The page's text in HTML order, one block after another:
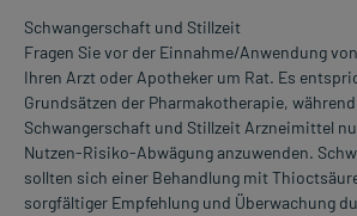
Schwangerschaft und Stillzeit
Fragen Sie vor der Einnahme/Anwendung
Ihren Arzt oder Apotheker um Rat. Es
Grundsätzen der Pharmakotherapie,
Schwangerschaft und Stillzeit Arzneimittel
Nutzen-Risiko-Abwägung anzuwenden.
sollten sich einer Behandlung mit
sorgfältiger Empfehlung und Überwachung